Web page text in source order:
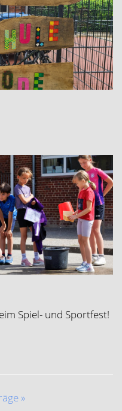
Spiel- und Sportfest!
»